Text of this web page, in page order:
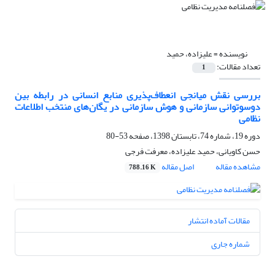
نویسنده =علیزاده، حمید
تعداد مقالات: 1
بررسی نقش میانجی انعطاف‌پذیری منابع انسانی در رابطه بین
دوسوتوانی سازمانی و هوش سازمانی در یگان‌های منتخب اطلاعات
نظامی
دوره 19، شماره 74، تابستان 1398، صفحه
53-80
حسن کاویانی، حمید علیزاده، معرفت فرجی
مشاهده مقاله
اصل مقاله 788.16 K
مقالات آماده انتشار
شماره جاری